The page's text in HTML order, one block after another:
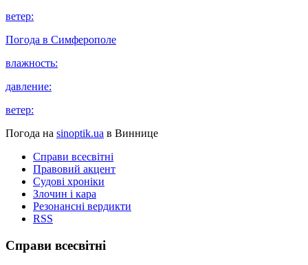
ветер:
Погода в Симферополе
влажность:
давление:
ветер:
Погода на sinoptik.ua в Виннице
Справи всесвітні
Правовий акцент
Судові хроніки
Злочин і кара
Резонансні вердикти
RSS
Справи всесвітні